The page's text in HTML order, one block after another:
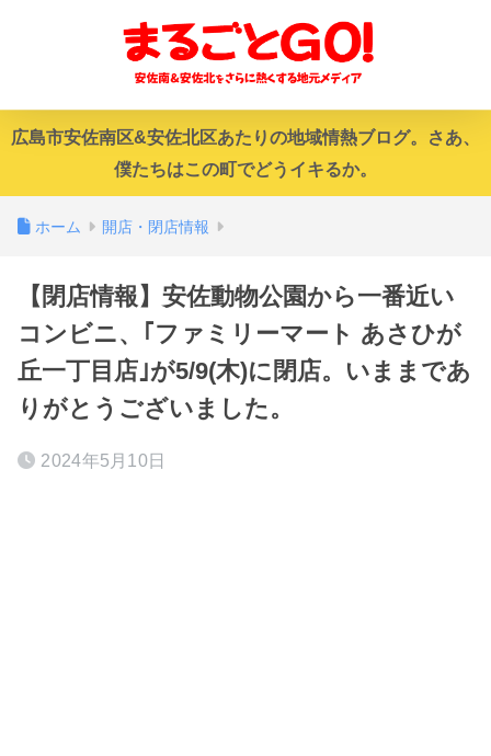
広島市安佐南区&安佐北区あたりの地域情熱ブログ。さあ、
僕たちはこの町でどうイキるか。
ホーム 開店・閉店情報
【閉店情報】安佐動物公園から一番近い
コンビニ、｢ファミリーマート あさひが
丘一丁目店｣が5/9(木)に閉店。いままであ
りがとうございました。
2024年5月10日